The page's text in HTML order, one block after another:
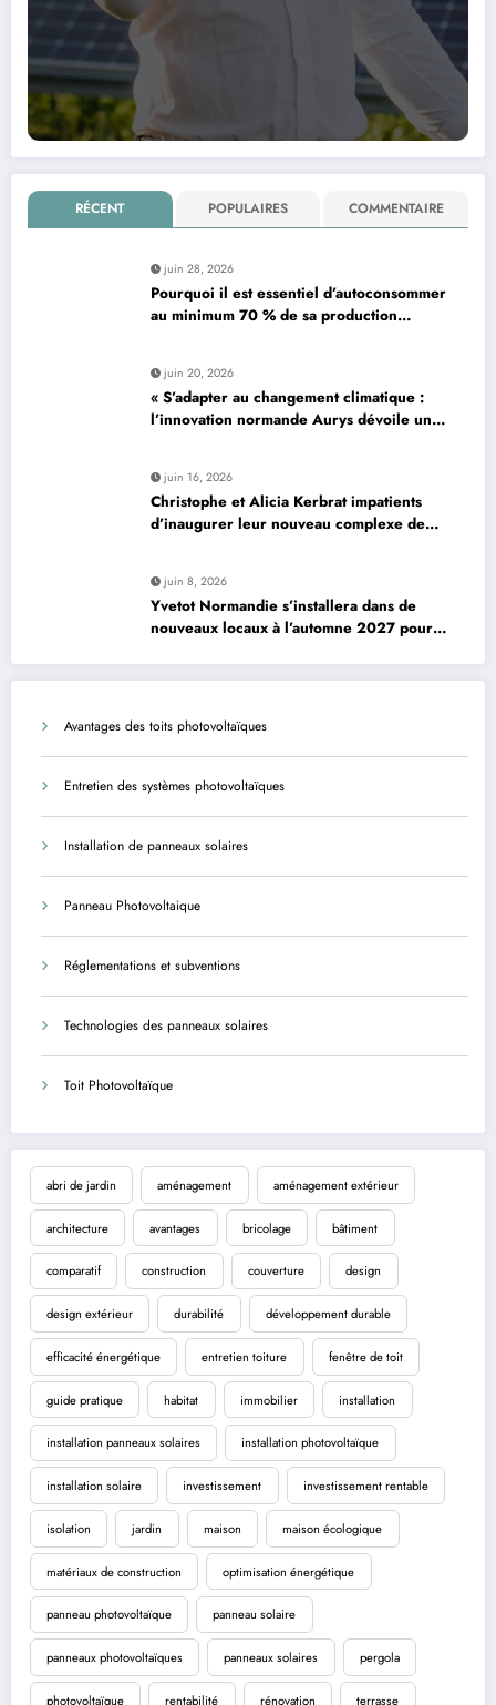
RÉCENT POPULAIRES COMMENTAIRE
juin 28, 2026
Pourquoi il est essentiel d’autoconsommer
au minimum 70 % de sa production
juin 20, 2026
« S’adapter au changement climatique :
l’innovation normande Aurys dévoile un
juin 16, 2026
Christophe et Alicia Kerbrat impatients
d’inaugurer leur nouveau complexe de
juin 8, 2026
Yvetot Normandie s’installera dans de
nouveaux locaux à l’automne 2027 pour
Avantages des toits photovoltaïques
Entretien des systèmes photovoltaïques
Installation de panneaux solaires
Panneau Photovoltaique
Réglementations et subventions
Technologies des panneaux solaires
Toit Photovoltaïque
abri de jardin aménagement aménagement extérieur
architecture avantages bricolage bâtiment
comparatif construction couverture design
design extérieur durabilité développement durable
efficacité énergétique entretien toiture fenêtre de toit
guide pratique habitat immobilier installation
installation panneaux solaires installation photovoltaïque
installation solaire investissement investissement rentable
isolation jardin maison maison écologique
matériaux de construction optimisation énergétique
panneau photovoltaïque panneau solaire
panneaux photovoltaïques panneaux solaires pergola
photovoltaïque rentabilité rénovation terrasse